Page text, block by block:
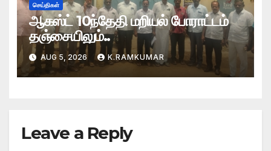
செய்திகள்
ஆகஸ்ட் 10ந்தேதி மறியல் போராட்டம்
தஞ்சையிலும்..
AUG 5, 2026 K.RAMKUMAR
Leave a Reply